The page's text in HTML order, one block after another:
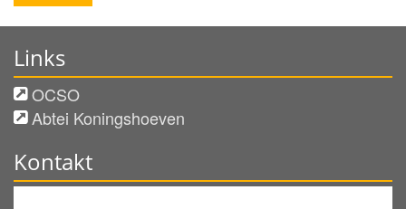
Links
OCSO
Abtei Koningshoeven
Kontakt